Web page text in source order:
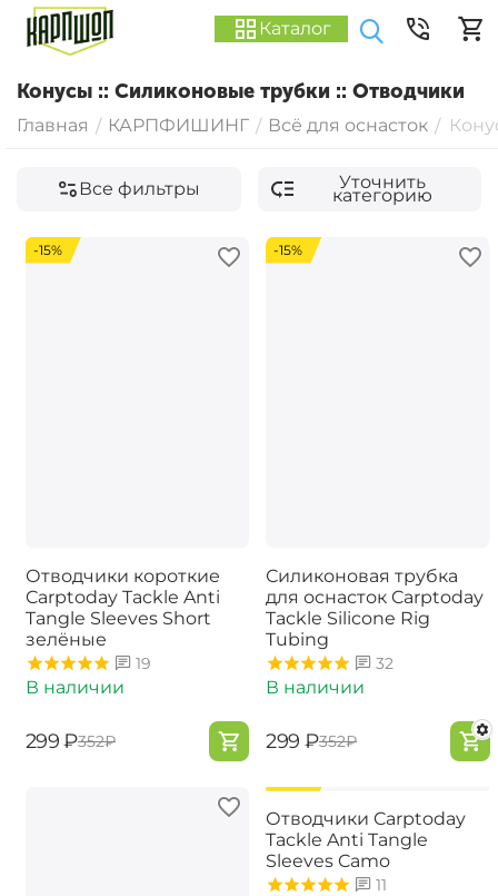
Каталог
Конусы :: Силиконовые трубки :: Отводчики
Главная / КАРПФИШИНГ / Всё для оснасток /
Все фильтры Уточнить
категорию
-15%
Отводчики короткие
Carptoday Tackle Anti
Tangle Sleeves Short
зелёные
19
В наличии
‍299‍ ₽‍352‍₽
-15%
Силиконовая трубка
для оснасток Carptoday
Tackle Silicone Rig
Tubing
32
В наличии
‍299‍ ₽‍352‍₽
Отводчики Carptoday
Tackle Anti Tangle
Sleeves Camo
11